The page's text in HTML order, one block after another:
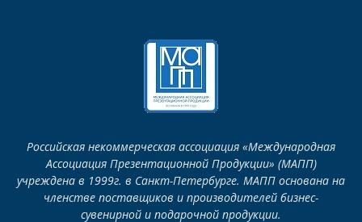
Российская некоммерческая ассоциация «Международная
Ассоциация Презентационной Продукции» (МАПП)
учреждена в 1999г. в Санкт-Петербурге. МАПП основана на
членстве поставщиков и производителей бизнес-
сувенирной и подарочной продукции.